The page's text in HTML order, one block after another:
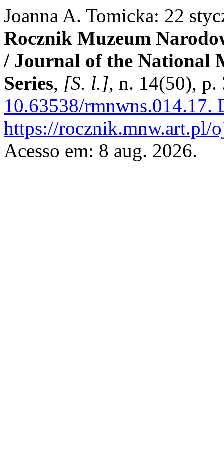
Joanna A. Tomicka: 22
Rocznik Muzeum
/ Journal of the National
Series, [S. l.], n. 14(50),
10.63538/rmnwns.014.17.
https://rocznik.mnw.art.pl/
Acesso em: 8 aug. 2026.